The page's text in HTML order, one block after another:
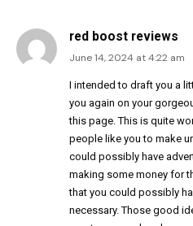
red boost reviews
June 14, 2024 at 4:22 am
I intended to draft you a
you again on your
this page. This is quite
people like you to make
could possibly have
making some money for
that you could possibly
necessary. Those good